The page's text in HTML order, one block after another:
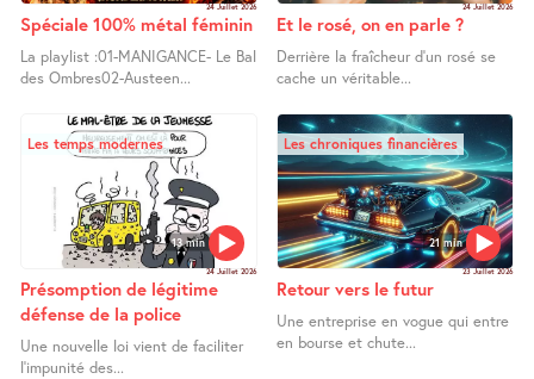
24 Juillet 2026
Spéciale 100% métal féminin
La playlist :01-MANIGANCE- Le Bal
des Ombres02-Austeen...
24 Juillet 2026
Et le rosé, on en parle ?
Derrière la fraîcheur d’un rosé se
cache un véritable...
13 min
Les temps modernes
24 Juillet 2026
Présomption de légitime
défense de la police
Une nouvelle loi vient de faciliter
l’impunité des...
21 min
Les chroniques financières
23 Juillet 2026
Retour vers le futur
Une entreprise en vogue qui entre
en bourse et chute...